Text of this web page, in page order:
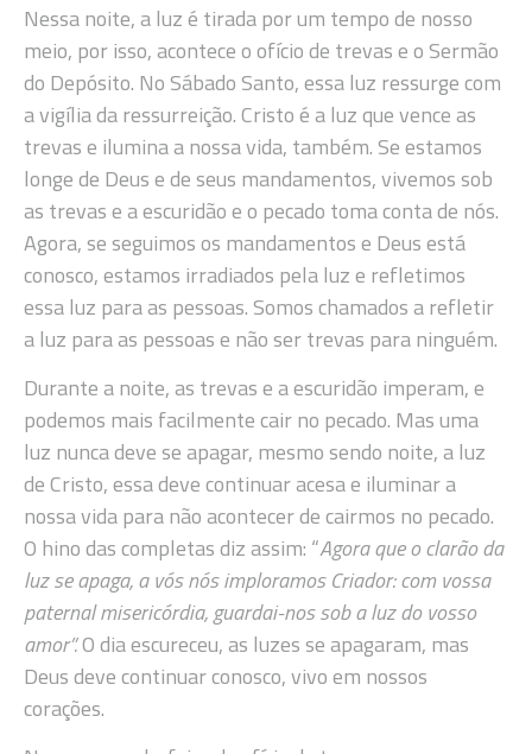
Nessa noite, a luz é tirada por um tempo de nosso
meio, por isso, acontece o ofício de trevas e o Sermão
do Depósito. No Sábado Santo, essa luz ressurge com
a vigília da ressurreição. Cristo é a luz que vence as
trevas e ilumina a nossa vida, também. Se estamos
longe de Deus e de seus mandamentos, vivemos sob
as trevas e a escuridão e o pecado toma conta de nós.
Agora, se seguimos os mandamentos e Deus está
conosco, estamos irradiados pela luz e refletimos
essa luz para as pessoas. Somos chamados a refletir
a luz para as pessoas e não ser trevas para ninguém.
Durante a noite, as trevas e a escuridão imperam, e
podemos mais facilmente cair no pecado. Mas uma
luz nunca deve se apagar, mesmo sendo noite, a luz
de Cristo, essa deve continuar acesa e iluminar a
nossa vida para não acontecer de cairmos no pecado.
O hino das completas diz assim: “Agora que o clarão da
luz se apaga, a vós nós imploramos Criador: com vossa
paternal misericórdia, guardai-nos sob a luz do vosso
amor”.O dia escureceu, as luzes se apagaram, mas
Deus deve continuar conosco, vivo em nossos
corações.